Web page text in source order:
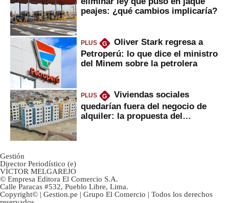
peajes: ¿qué cambios implicaría?
PLUS G
Oliver Stark regresa a
Petroperú: lo que dice el ministro
del Minem sobre la petrolera
PLUS G
Viviendas sociales
quedarían fuera del negocio de
alquiler: la propuesta del
Gestión
Director Periodístico (e)
VÍCTOR MELGAREJO
© Empresa Editora El Comercio S.A.
Calle Paracas #532, Pueblo Libre, Lima.
Copyright© | Gestion.pe | Grupo El Comercio | Todos los derechos